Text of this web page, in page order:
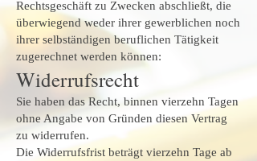
Rechtsgeschäft zu Zwecken abschließt, die
überwiegend weder ihrer gewerblichen noch
ihrer selbständigen beruflichen Tätigkeit
zugerechnet werden können:
Widerrufsrecht
Sie haben das Recht, binnen vierzehn Tagen
ohne Angabe von Gründen diesen Vertrag
zu widerrufen.
Die Widerrufsfrist beträgt vierzehn Tage ab